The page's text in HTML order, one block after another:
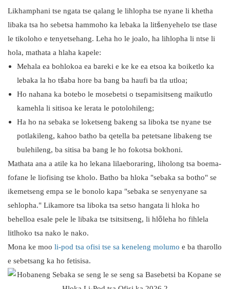
Likhamphani tse ngata tse qalang le lihlopha tse nyane li khetha
libaka tsa ho sebetsa hammoho ka lebaka la litšenyehelo tse tlase
le tikoloho e tenyetsehang. Leha ho le joalo, ha lihlopha li ntse li
hola, mathata a hlaha kapele:
Mehala ea bohlokoa ea bareki e ke ke ea etsoa ka boiketlo ka
lebaka la ho tšaba hore ba bang ba haufi ba tla utloa;
Ho nahana ka botebo le mosebetsi o tsepamisitseng maikutlo
kamehla li sitisoa ke lerata le potolohileng;
Ha ho na sebaka se loketseng bakeng sa liboka tse nyane tse
potlakileng, kahoo batho ba qetella ba petetsane libakeng tse
bulehileng, ba sitisa ba bang le ho fokotsa bokhoni.
Mathata ana a atile ka ho lekana lilaeboraring, liholong tsa boema-
fofane le liofising tse kholo. Batho ba hloka "sebaka sa botho" se
ikemetseng empa se le bonolo kapa "sebaka se senyenyane sa
sehlopha." Likamore tsa liboka tsa setso hangata li hloka ho
behelloa esale pele le libaka tse tsitsitseng, li hlōleha ho fihlela
litlhoko tsa nako le nako.
Mona ke moo li-pod tsa ofisi tse sa keneleng molumo e ba tharollo
e sebetsang ka ho fetisisa.